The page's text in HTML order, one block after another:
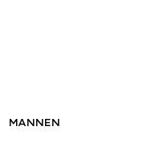
MANNEN